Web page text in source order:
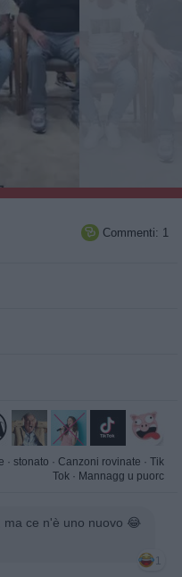
 Commenti: 1
· stonato · Canzoni rovinate · Tik
Tok · Mannagg u puorc
ma ce n'è uno nuovo 😂
1